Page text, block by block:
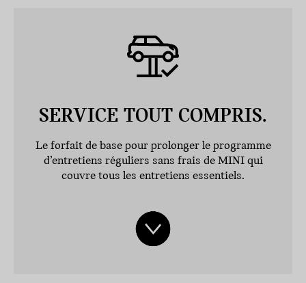
SERVICE TOUT COMPRIS.
Le forfait de base pour prolonger le programme
d’entretiens réguliers sans frais de MINI qui
couvre tous les entretiens essentiels.